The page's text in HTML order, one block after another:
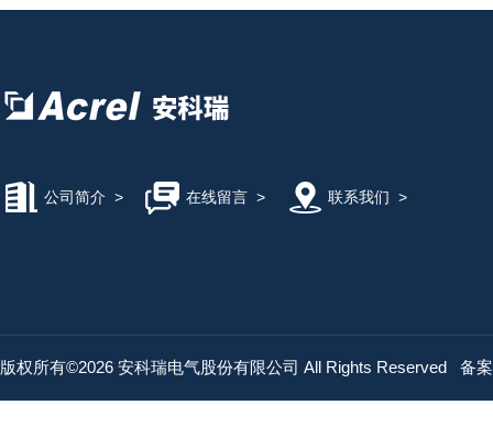
公司简介 > 在线留言> 联系我们 >
版权所有©2026 安科瑞电气股份有限公司 All Rights Reserved 备